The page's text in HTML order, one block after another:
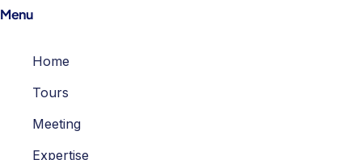
Menu
Home
Tours
Meeting
Expertise